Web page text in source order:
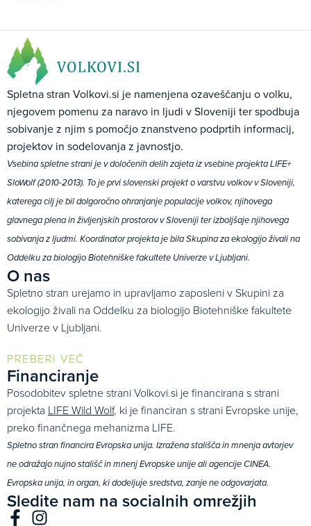
Spletna stran Volkovi.si je namenjena ozaveščanju o volku,
njegovem pomenu za naravo in ljudi v Sloveniji ter spodbuja
sobivanje z njim s pomočjo znanstveno podprtih informacij,
projektov in sodelovanja z javnostjo.
Vsebina spletne strani je v določenih delih zajeta iz vsebine projekta LIFE+
SloWolf (2010-2013). To je prvi slovenski projekt o varstvu volkov v Sloveniji,
katerega cilj je bil dolgoročno ohranjanje populacije volkov, njihovega
glavnega plena in življenjskih prostorov v Sloveniji ter izboljšaje njihovega
sobivanja z ljudmi. Koordinator projekta je bila Skupina za ekologijo živali na
Oddelku za biologijo Biotehniške fakultete Univerze v Ljubljani.
O nas
Spletno stran urejamo in upravljamo zaposleni v Skupini za
ekologijo živali na Oddelku za biologijo Biotehniške fakultete
Univerze v Ljubljani.
PREBERI VEČ
Financiranje
Posodobitev spletne strani Volkovi.si je financirana s strani
projekta LIFE Wild Wolf, ki je financiran s strani Evropske unije,
preko finančnega mehanizma LIFE.
Spletno stran financira Evropska unija. Izražena stališča in mnenja avtorjev
ne odražajo nujno stališč in mnenj Evropske unije ali agencije CINEA.
Evropska unija, in organ, ki dodeljuje sredstva, zanje ne odgovarjata.
Sledite nam na socialnih omrežjih